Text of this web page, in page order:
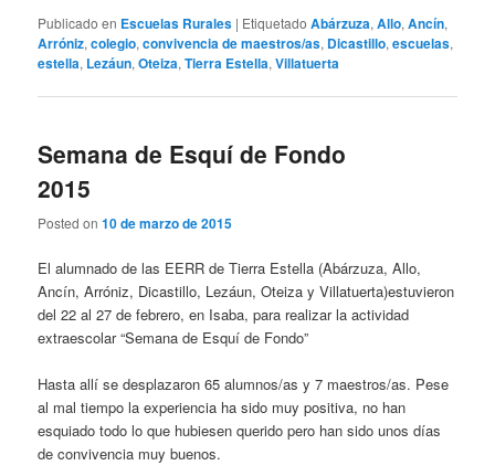
Publicado en Escuelas Rurales | Etiquetado Abárzuza,Allo,Ancín,
Arróniz,colegio,convivencia de maestros/as, Dicastillo,escuelas,
estella, Lezáun,Oteiza,Tierra Estella,Villatuerta
Semana de Esquí de Fondo
2015
Posted on10 de marzo de 2015
El alumnado de las EERR de Tierra Estella (Abárzuza, Allo,
Ancín, Arróniz, Dicastillo, Lezáun, Oteiza y Villatuerta)estuvieron
del 22 al 27 de febrero, en Isaba, para realizar la actividad
extraescolar “Semana de Esquí de Fondo”
Hasta allí se desplazaron 65 alumnos/as y 7 maestros/as. Pese
al mal tiempo la experiencia ha sido muy positiva, no han
esquiado todo lo que hubiesen querido pero han sido unos días
de convivencia muy buenos.